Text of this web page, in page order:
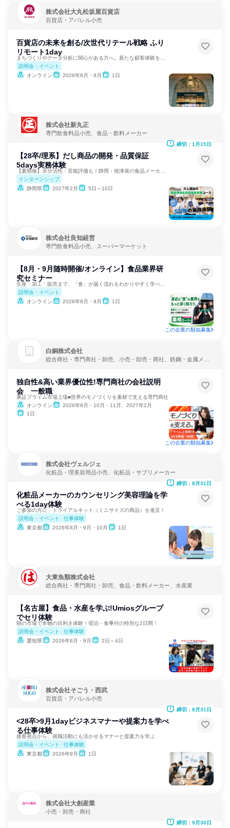
株式会社大丸松坂屋百貨店
百貨店・アパレル小売
百貨店の未来を創る/次世代リテール戦略 ふり
リモート1day
説明会・イベント
オンライン
2026年8月・9月 1日
株式会社新丸正
専門飲食料品小売、食品・飲料メーカー
【28卒/理系】だし商品の開発・品質保証
5days実務体験
インターンシップ
静岡県
2027年2月 5日～10日
締切：1月15日
株式会社良知経営
専門飲食料品小売、スーパーマーケット
【8月・9月随時開催/オンライン】食品業界研
究セミナー
説明会・イベント
オンライン
2026年8月・9月 1日
この企業の類似募集
白銅株式会社
総合商社・専門商社・卸売、小売・卸売・商社、鉄鋼・金属メー
独自性&高い業界優位性!専門商社の会社説明
会 一般職
東証プライム市場上場■世界のモノづくりを素材で支える専門商社
オンライン
2026年8月・10月・11月、2027年2月
1日
この企業の類似募集
株式会社ヴェルジェ
化粧品・理美容用品小売、化粧品・サプリメーカー
化粧品メーカーのカウンセリング美容理論を学
べる1day体験
ご参加の方に、トライアルキット（ミニサイズの商品）を進呈！
説明会・イベント
仕事体験
東京都
2026年8月・9月・10月 1日
締切：8月31日
大東魚類株式会社
総合商社・専門商社・卸売、食品・飲料メーカー、水産業
【名古屋】食品・水産を学ぶ!Umiosグループ
でセリ体験
朝の市場で本物の目利き体験！宿泊・食事付の特別な2日間！
説明会・イベント
仕事体験
愛知県
2026年8月・9月 2日～4日
株式会社そごう・西武
百貨店・アパレル小売
<28卒>9月1dayビジネスマナーや提案力を学べ
る仕事体験
接客視点から、就職活動にも活かせるマナーと提案力を学ぶ
説明会・イベント
仕事体験
東京都
2026年9月 1日
締切：8月31日
株式会社大創産業
小売・卸売・商社
締切：9月30日